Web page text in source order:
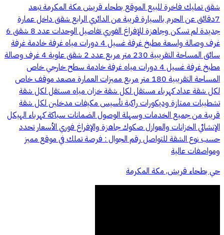
شقق تمليك فاخرة للبيع الموقع بطحاء قريش مكة المكرمة تبعد
7دقائق عن الحرم بالسيارة قريبة من الدائري الرابع شقق داخل عمارة
جديدة لم تسكن وجاهزة للإفراغ الفوري تفاصيل الوحدات عدد 8 شقق 6
غرف وصالة واسعة مطبخ غرفة غسيل 4 دورات مياه غرفة خادمة غرفة
سائق المساحة التقريبية 230 متر مربع عدد 2 شقق علوية 4 غرف وصالة
مطبخ غرفة غسيل 4 دورات مياه غرفة خادمة سطح خارجي خاص
المساحة التقريبية 180 متر مربع مميزات العمارة مصعد موقف خاص
لكل شقة عداد كهرباء مستقل لكل شقة خزان مياه مستقل لكل شقة
تشطيبات ممتازة وديكورات راكبة تأسيس مكيفات مدخلين لكل شقة
قريبة من جميع الخدمات وسهلة الوصول الضمانات سباكة كهرباء الهيكل
الإنشائي الخزانات والعوازل صكوك جاهزة والإفراغ فوري الأسعار تحدد
حسب نوع الشقة للتواصل رقم الجوال : فرصة تملك في موقع مميز
ومواصفات عالية
حي بطحاء قريش, مكة المكرمة